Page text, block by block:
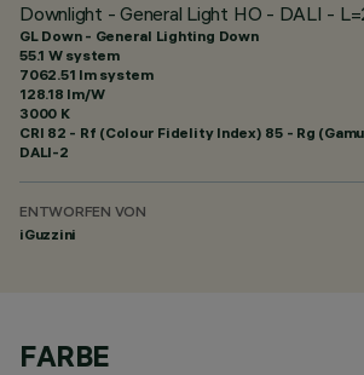
Downlight - General Light HO - DALI -
GL Down - General Lighting Down
55.1 W system
7062.51 lm system
128.18 lm/W
3000 K
CRI 82 - Rf (Colour Fidelity Index) 85 - Rg
DALI-2
ENTWORFEN VON
iGuzzini
FARBE